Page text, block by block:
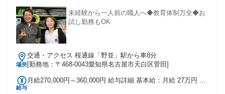
未経験から一人前の職人へ◆教育体制万全◆お
試し勤務もOK
場所
交通・アクセス 桜通線「野並」駅から車8分
[勤務地：〒468-0043愛知県名古屋市天白区菅田]
給与
月給270,000円～360,000円 給与詳細 基本給：月給 27万円 〜